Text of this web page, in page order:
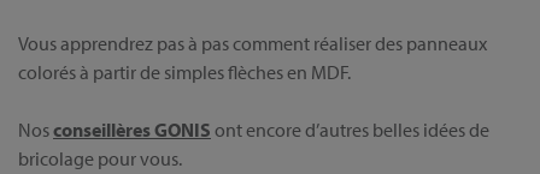
Vous apprendrez pas à pas comment réaliser des panneaux
colorés à partir de simples flèches en MDF.
Nosconseillères GONIS ont encore d’autres belles idées de
bricolage pour vous.